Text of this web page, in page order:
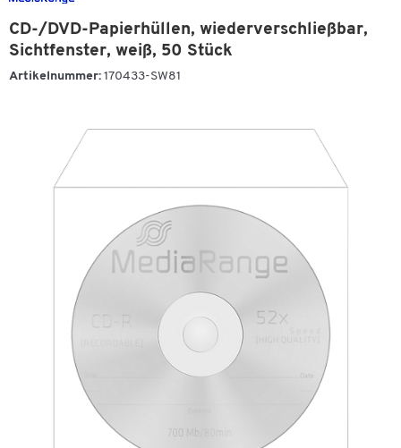
CD-/DVD-Papierhüllen, wiederverschließbar,
Sichtfenster, weiß, 50 Stück
Artikelnummer: 170433-SW81